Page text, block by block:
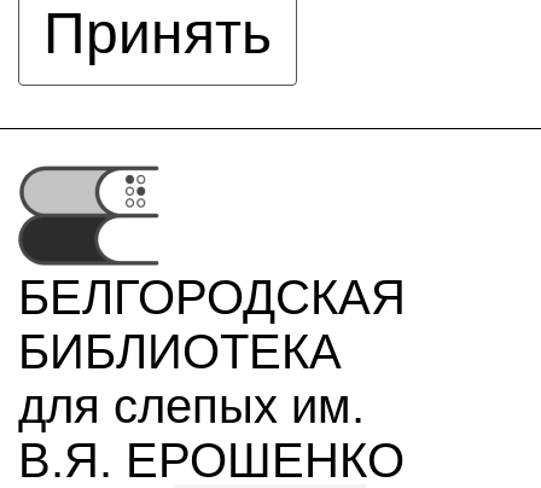
Принять
БЕЛГОРОДСКАЯ
БИБЛИОТЕКА
для слепых им.
В.Я. ЕРОШЕНКО